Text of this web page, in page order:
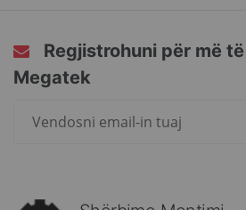
Regjistrohuni për më
Megatek
rreth